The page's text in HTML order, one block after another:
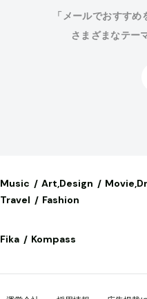
「メールでおすす
さまざまなテー
Music Art,Design
Travel
Fashion
Fika Kompass